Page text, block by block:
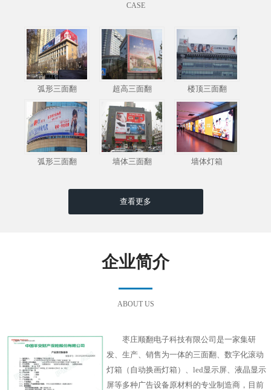
CASE
弧形三面翻 超高三面翻 楼顶三面翻
弧形三面翻 墙体三面翻 墙体灯箱
查看更多
企业简介
ABOUT US
枣庄顺翻电子科技有限公司是一家集研
发、生产、销售为一体的三面翻、数字化滚动
灯箱（自动换画灯箱）、led显示屏、液晶显示
屏等多种广告设备原材料的专业制造商，目前